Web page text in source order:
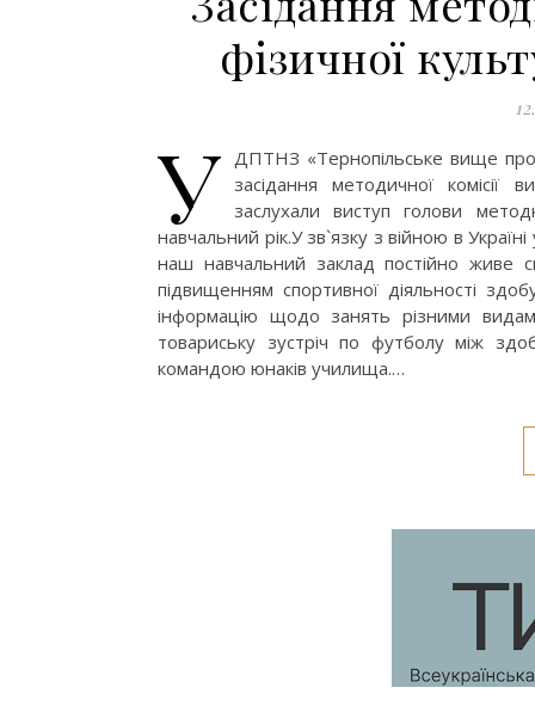
фізичної
У
ДПТНЗ «Тернопільське вище
засідання методичної комісії
заслухали виступ голови
навчальний рік.У зв`язку з війною в
наш навчальний заклад постійно живе
підвищенням спортивної діяльності
інформацію щодо занять різними
товариську зустріч по футболу між
командою юнаків училища.…